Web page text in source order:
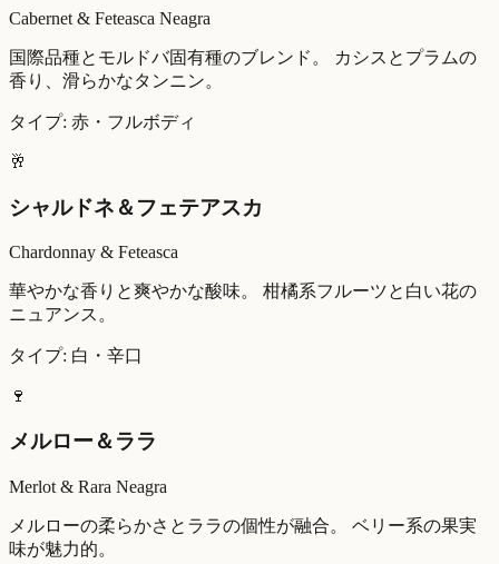
Cabernet & Feteasca Neagra
国際品種とモルドバ固有種のブレンド。 カシスとプラムの
香り、滑らかなタンニン。
タイプ: 赤・フルボディ
🥂
シャルドネ＆フェテアスカ
Chardonnay & Feteasca
華やかな香りと爽やかな酸味。 柑橘系フルーツと白い花の
ニュアンス。
タイプ: 白・辛口
🍷
メルロー＆ララ
Merlot & Rara Neagra
メルローの柔らかさとララの個性が融合。 ベリー系の果実
味が魅力的。